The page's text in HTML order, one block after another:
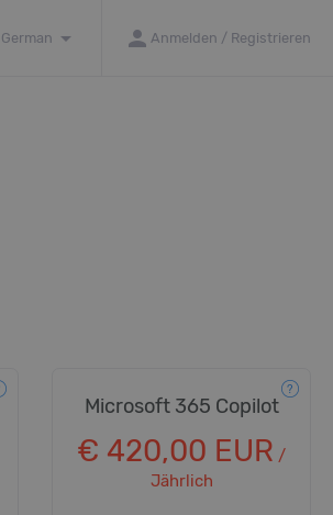
German arrow_drop_down person Anmelden / Registrieren
Microsoft 365 Copilot
€ 420,00 EUR /
Jährlich